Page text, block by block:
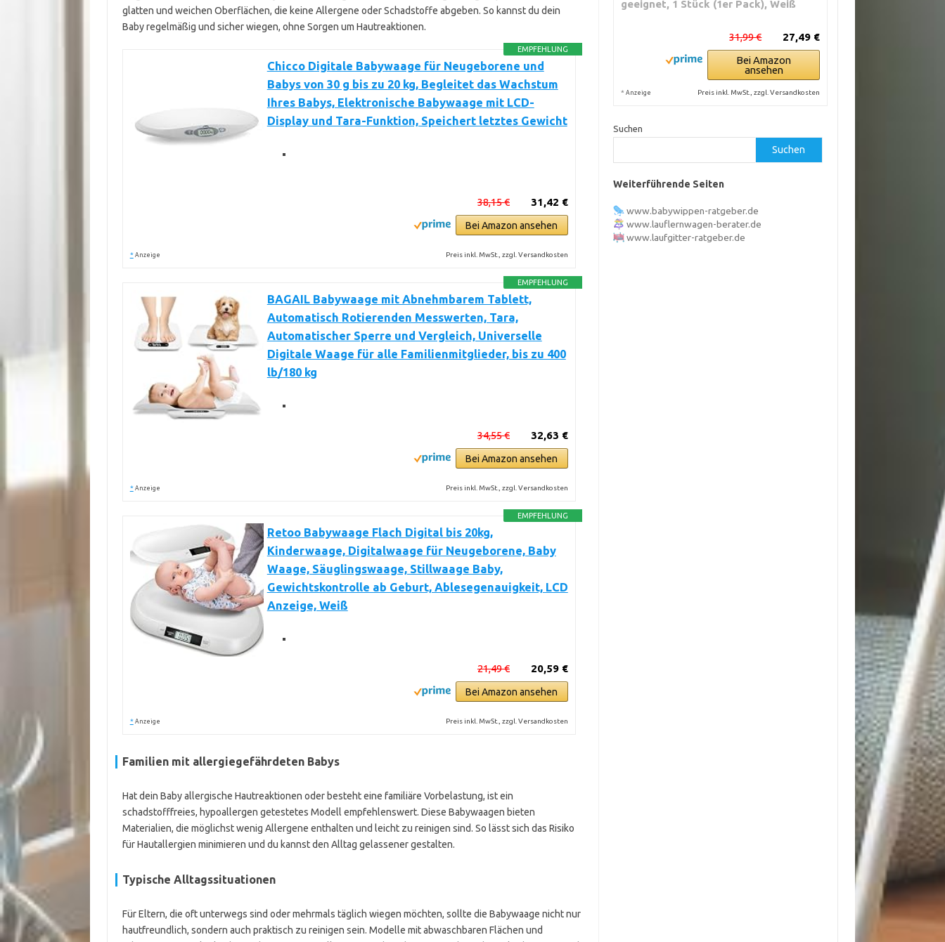
glatten und weichen Oberflächen, die keine Allergene oder Schadstoffe abgeben. So kannst du dein
Baby regelmäßig und sicher wiegen, ohne Sorgen um Hautreaktionen.
EMPFEHLUNG
Chicco Digitale Babywaage für Neugeborene und
Babys von 30 g bis zu 20 kg, Begleitet das Wachstum
Ihres Babys, Elektronische Babywaage mit LCD-
Display und Tara-Funktion, Speichert letztes Gewicht
31,42 €
38,15 €
Bei Amazon ansehen
* Anzeige Preis inkl. MwSt., zzgl. Versandkosten
EMPFEHLUNG
BAGAIL Babywaage mit Abnehmbarem Tablett,
Automatisch Rotierenden Messwerten, Tara,
Automatischer Sperre und Vergleich, Universelle
Digitale Waage für alle Familienmitglieder, bis zu 400
lb/180 kg
32,63 €
34,55 €
Bei Amazon ansehen
* Anzeige Preis inkl. MwSt., zzgl. Versandkosten
EMPFEHLUNG
Retoo Babywaage Flach Digital bis 20kg,
Kinderwaage, Digitalwaage für Neugeborene, Baby
Waage, Säuglingswaage, Stillwaage Baby,
Gewichtskontrolle ab Geburt, Ablesegenauigkeit, LCD
Anzeige, Weiß
20,59 €
21,49 €
Bei Amazon ansehen
* Anzeige Preis inkl. MwSt., zzgl. Versandkosten
Familien mit allergiegefährdeten Babys
Hat dein Baby allergische Hautreaktionen oder besteht eine familiäre Vorbelastung, ist ein
schadstofffreies, hypoallergen getestetes Modell empfehlenswert. Diese Babywaagen bieten
Materialien, die möglichst wenig Allergene enthalten und leicht zu reinigen sind. So lässt sich das Risiko
für Hautallergien minimieren und du kannst den Alltag gelassener gestalten.
Typische Alltagssituationen
Für Eltern, die oft unterwegs sind oder mehrmals täglich wiegen möchten, sollte die Babywaage nicht nur
hautfreundlich, sondern auch praktisch zu reinigen sein. Modelle mit abwaschbaren Flächen und
geeignet, 1 Stück (1er Pack), Weiß
27,49 €
31,99 €
Bei Amazon
ansehen
* Anzeige Preis inkl. MwSt., zzgl. Versandkosten
Suchen
Suchen
Weiterführende Seiten
www.babywippen-ratgeber.de
www.lauflernwagen-berater.de
www.laufgitter-ratgeber.de